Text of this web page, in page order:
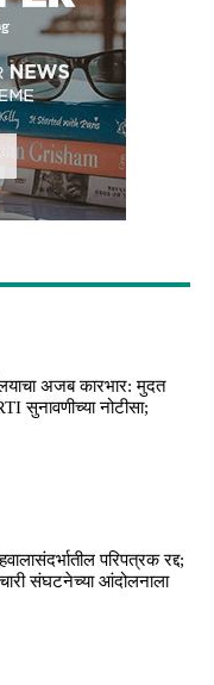
अजब कारभार: मुदत
सुनावणीच्या नोटीसा;
परिपत्रक रद्द;
संघटनेच्या आंदोलनाला